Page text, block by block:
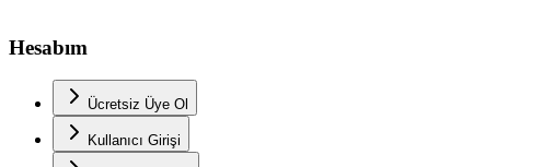
Hesabım
Ücretsiz Üye Ol
Kullanıcı Girişi